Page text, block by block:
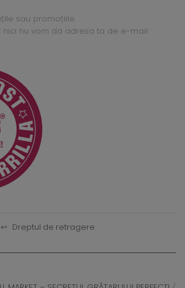
sau promoțiile.
nici nu vom da adresa ta de e-mail
↩ Dreptul de retragere